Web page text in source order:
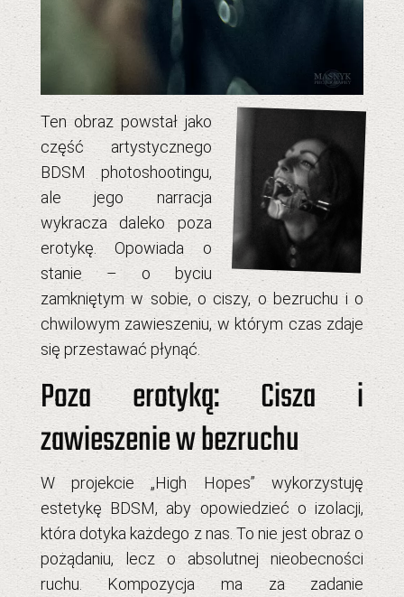
Ten obraz powstał jako
część artystycznego
BDSM photoshootingu,
ale jego narracja
wykracza daleko poza
erotykę. Opowiada o
stanie – o byciu
zamkniętym w sobie, o ciszy, o bezruchu i o
chwilowym zawieszeniu, w którym czas zdaje
się przestawać płynąć.
Poza erotyką: Cisza i
zawieszenie w bezruchu
W projekcie „High Hopes” wykorzystuję
estetykę BDSM, aby opowiedzieć o izolacji,
która dotyka każdego z nas. To nie jest obraz o
pożądaniu, lecz o absolutnej nieobecności
ruchu. Kompozycja ma za zadanie